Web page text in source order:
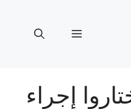
القائمة
إجراء